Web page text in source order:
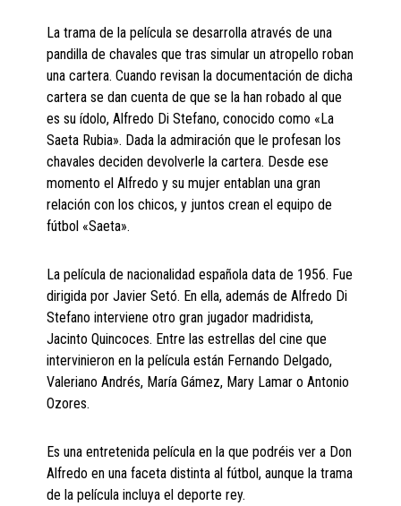
La trama de la película se desarrolla através de una
pandilla de chavales que tras simular un atropello roban
una cartera. Cuando revisan la documentación de dicha
cartera se dan cuenta de que se la han robado al que
es su ídolo, Alfredo Di Stefano, conocido como «La
Saeta Rubia». Dada la admiración que le profesan los
chavales deciden devolverle la cartera. Desde ese
momento el Alfredo y su mujer entablan una gran
relación con los chicos, y juntos crean el equipo de
fútbol «Saeta».
La película de nacionalidad española data de 1956. Fue
dirigida por Javier Setó. En ella, además de Alfredo Di
Stefano interviene otro gran jugador madridista,
Jacinto Quincoces. Entre las estrellas del cine que
intervinieron en la película están Fernando Delgado,
Valeriano Andrés, María Gámez, Mary Lamar o Antonio
Ozores.
Es una entretenida película en la que podréis ver a Don
Alfredo en una faceta distinta al fútbol, aunque la trama
de la película incluya el deporte rey.